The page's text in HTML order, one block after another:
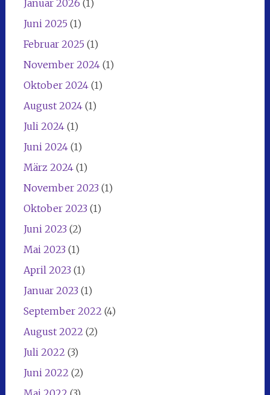
Januar 2026 (1)
Juni 2025 (1)
Februar 2025 (1)
November 2024(1)
Oktober 2024(1)
August 2024(1)
Juli 2024(1)
Juni 2024(1)
März 2024(1)
November 2023 (1)
Oktober 2023 (1)
Juni 2023 (2)
Mai 2023 (1)
April 2023 (1)
Januar 2023 (1)
September 2022 (4)
August 2022 (2)
Juli 2022 (3)
Juni 2022 (2)